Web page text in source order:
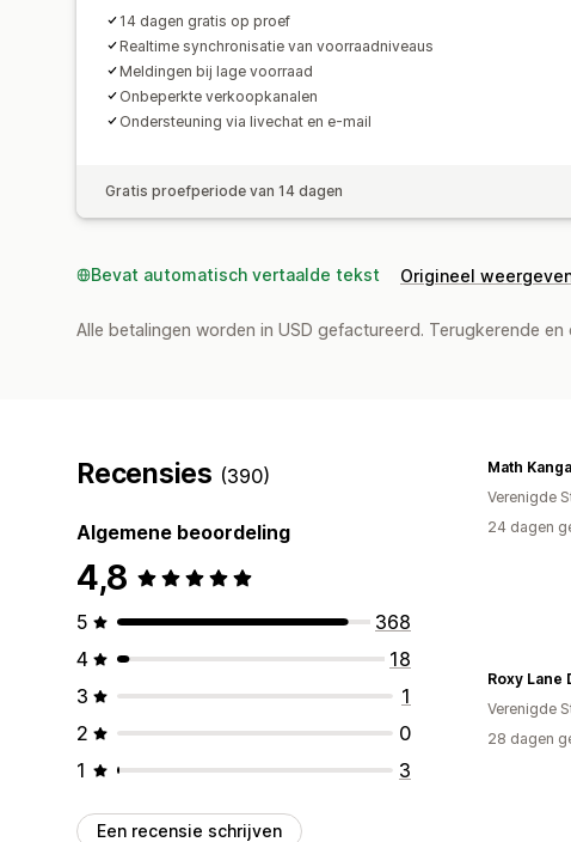
14 dagen gratis op proef
Realtime synchronisatie van voorraadniveaus
Meldingen bij lage voorraad
Onbeperkte verkoopkanalen
Ondersteuning via livechat en e-mail
Gratis proefperiode van 14 dagen
Bevat automatisch vertaalde tekst Origineel
Alle betalingen worden in USD gefactureerd. Terugkerende
Recensies (390)
Algemene beoordeling
4,8
5
368
4
18
3
1
2
0
1
3
Een recensie schrijven
Verenigde
24 dagen
Roxy Lane
Verenigde
28 dagen